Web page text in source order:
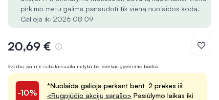
Svarbu įvairi ir subalansuota mityba bei sveikas gyvenimo būdas
-10%
*Nuolaida galioja perkant bent 2 prekes iš
<Rugpjūčio akcijų sąrašo> Pasiūlymo laikas iki
pirkimo metu galima panaudoti tik vieną nuolaidos kodą.
Galioja iki 2026 08 09
20,69 €